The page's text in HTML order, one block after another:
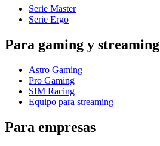
Serie Master
Serie Ergo
Para gaming y streaming
Astro Gaming
Pro Gaming
SIM Racing
Equipo para streaming
Para empresas